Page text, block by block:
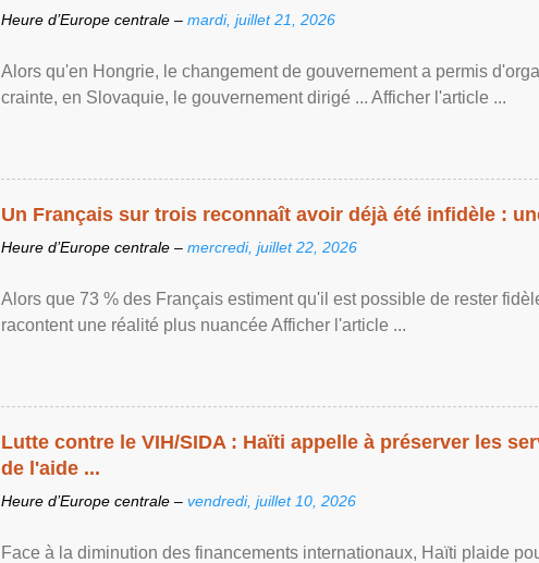
Heure d’Europe centrale – mardi, juillet 21, 2026
Alors qu'en Hongrie, le changement de gouvernement a permis
crainte, en Slovaquie, le gouvernement dirigé ... Afficher l'article ...
Un Français sur trois reconnaît avoir déjà été infidèle :
Heure d’Europe centrale – mercredi, juillet 22, 2026
Alors que 73 % des Français estiment qu'il est possible de rester
racontent une réalité plus nuancée Afficher l'article ...
Lutte contre le VIH/SIDA : Haïti appelle à préserver les
de l'aide ...
Heure d’Europe centrale – vendredi, juillet 10, 2026
Face à la diminution des financements internationaux, Haïti plaide